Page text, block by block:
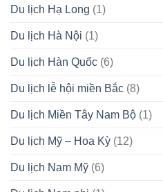
Du lịch Hạ Long (1)
Du lịch Hà Nội (1)
Du lịch Hàn Quốc (6)
Du lịch lễ hội miền Bắc (8)
Du lịch Miền Tây Nam Bộ (1)
Du lịch Mỹ – Hoa Kỳ (12)
Du lịch Nam Mỹ (6)